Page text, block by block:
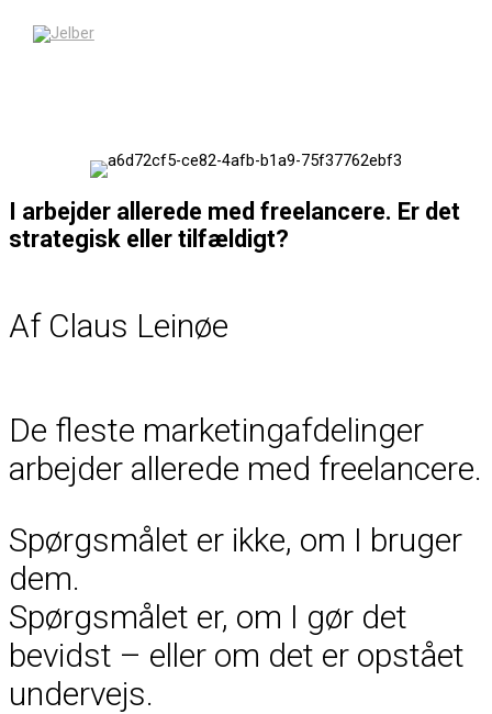
I arbejder allerede med freelancere. Er det
strategisk eller tilfældigt?
Af Claus Leinøe
De fleste marketingafdelinger
arbejder allerede med freelancere.
Spørgsmålet er ikke, om I bruger
dem.
Spørgsmålet er, om I gør det
bevidst – eller om det er opstået
undervejs.